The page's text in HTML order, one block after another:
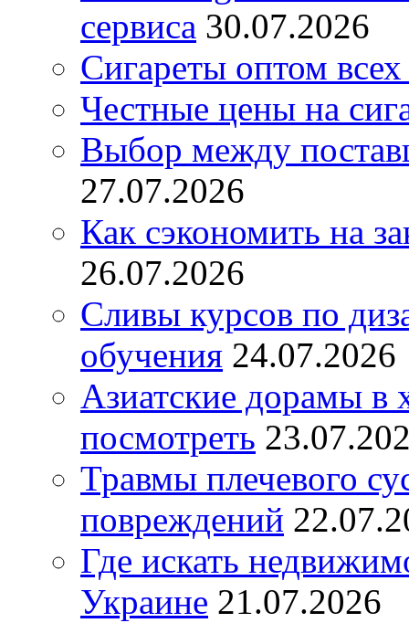
сервиса 30.07.2026
Сигареты оптом
Честные цены на
Выбор между
27.07.2026
Как сэкономить на
26.07.2026
Сливы курсов по
обучения 24.07.2026
Азиатские дорамы в
посмотреть
Травмы плечевого
повреждений
Где искать
Украине 21.07.2026